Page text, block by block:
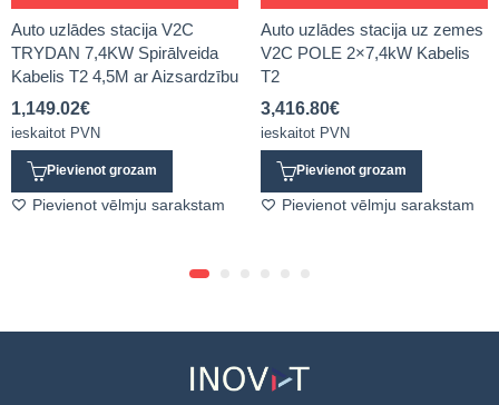
Auto uzlādes stacija V2C
TRYDAN 7,4KW Spirālveida
Kabelis T2 4,5M ar Aizsardzību
1,149.02€
ieskaitot PVN
Pievienot grozam
Pievienot vēlmju sarakstam
Auto uzlādes stacija uz zemes
V2C POLE 2×7,4kW Kabelis
T2
3,416.80€
ieskaitot PVN
Pievienot grozam
Pievienot vēlmju sarakstam